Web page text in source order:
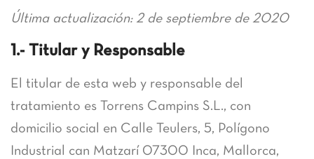
Última actualización: 2 de septiembre de 2020
1.- Titular y Responsable
El titular de esta web y responsable del
tratamiento es Torrens Campins S.L., con
domicilio social en Calle Teulers, 5, Polígono
Industrial can Matzarí 07300 Inca, Mallorca,